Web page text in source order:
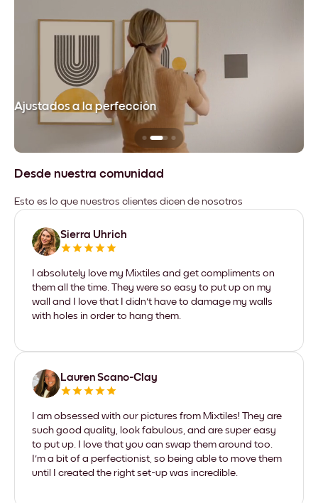
Ajustados a la perfección
Desde nuestra comunidad
Esto es lo que nuestros clientes dicen de nosotros
Sierra Uhrich
I absolutely love my Mixtiles and get compliments on
them all the time. They were so easy to put up on my
wall and I love that I didn't have to damage my walls
with holes in order to hang them.
Lauren Scano-Clay
I am obsessed with our pictures from Mixtiles! They are
such good quality, look fabulous, and are super easy
to put up. I love that you can swap them around too.
I'm a bit of a perfectionist, so being able to move them
until I created the right set-up was incredible.